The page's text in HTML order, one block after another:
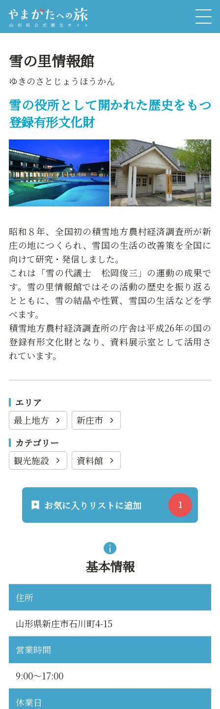
雪の里情報館
ゆきのさとじょうほうかん
雪の役所として開かれた歴史をもつ
登録有形文化財
昭和８年、全国初の積雪地方農村経済調査所が新
庄の地につくられ、雪国の生活の改善策を全国に
向けて研究・発信しました。
これは「雪の代議士 松岡俊三」の運動の成果で
す。雪の里情報館ではその活動の歴史を振り返る
とともに、雪の結晶や性質、雪国の生活などを学
べます。
積雪地方農村経済調査所の庁舎は平成26年の国の
登録有形文化財となり、資料展示室として活用さ
れています。
エリア
最上地方
新庄市
カテゴリー
観光施設
資料館
お気に入りリストに追加
基本情報
住所
山形県新庄市石川町4-15
営業時間
9:00～17:00
休業日